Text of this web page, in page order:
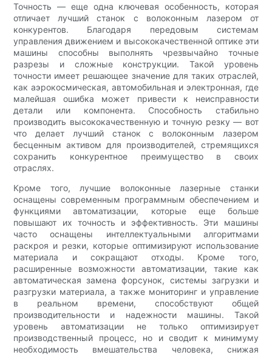
Точность — еще одна ключевая особенность, которая
отличает лучший станок с волоконным лазером от
конкурентов. Благодаря передовым системам
управления движением и высококачественной оптике эти
машины способны выполнять чрезвычайно точные
разрезы и сложные конструкции. Такой уровень
точности имеет решающее значение для таких отраслей,
как аэрокосмическая, автомобильная и электронная, где
малейшая ошибка может привести к неисправности
детали или компонента. Способность стабильно
производить высококачественную и точную резку — вот
что делает лучший станок с волоконным лазером
бесценным активом для производителей, стремящихся
сохранить конкурентное преимущество в своих
отраслях.
Кроме того, лучшие волоконные лазерные станки
оснащены современным программным обеспечением и
функциями автоматизации, которые еще больше
повышают их точность и эффективность. Эти машины
часто оснащены интеллектуальными алгоритмами
раскроя и резки, которые оптимизируют использование
материала и сокращают отходы. Кроме того,
расширенные возможности автоматизации, такие как
автоматическая замена форсунок, системы загрузки и
разгрузки материала, а также мониторинг и управление
в реальном времени, способствуют общей
производительности и надежности машины. Такой
уровень автоматизации не только оптимизирует
производственный процесс, но и сводит к минимуму
необходимость вмешательства человека, снижая